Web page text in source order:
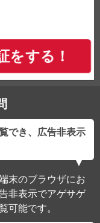
をする！
でき、広告非表示
末のブラウザにお
非表示でアゲサゲ
可能です。